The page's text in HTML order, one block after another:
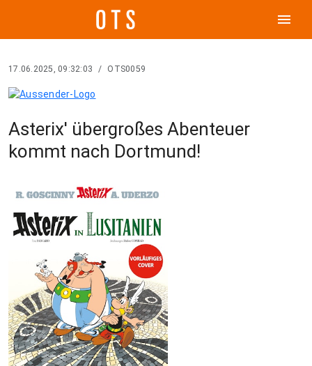
menu
17.06.2025, 09:32:03 / OTS0059
Asterix' übergroßes Abenteuer
kommt nach Dortmund!